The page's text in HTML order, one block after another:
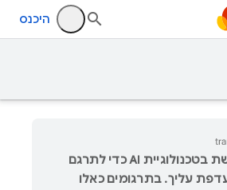
היכנס
‫Google משתמשת בטכנולוגיית AI כדי לתרגם
עליך. בתרגומים כאלו